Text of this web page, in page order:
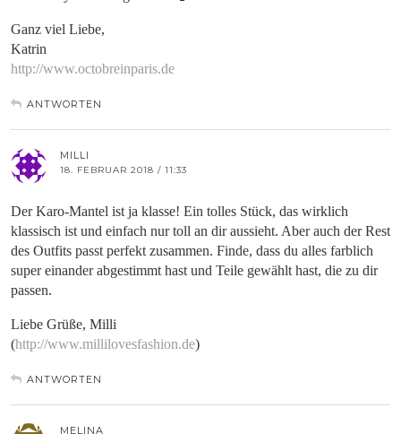
Ganz viel Liebe,
Katrin
http://www.octobreinparis.de
ANTWORTEN
MILLI
18. FEBRUAR 2018 / 11:33
Der Karo-Mantel ist ja klasse! Ein tolles Stück, das wirklich
klassisch ist und einfach nur toll an dir aussieht. Aber auch der Rest
des Outfits passt perfekt zusammen. Finde, dass du alles farblich
super einander abgestimmt hast und Teile gewählt hast, die zu dir
passen.
Liebe Grüße, Milli
(http://www.millilovesfashion.de)
ANTWORTEN
MELINA